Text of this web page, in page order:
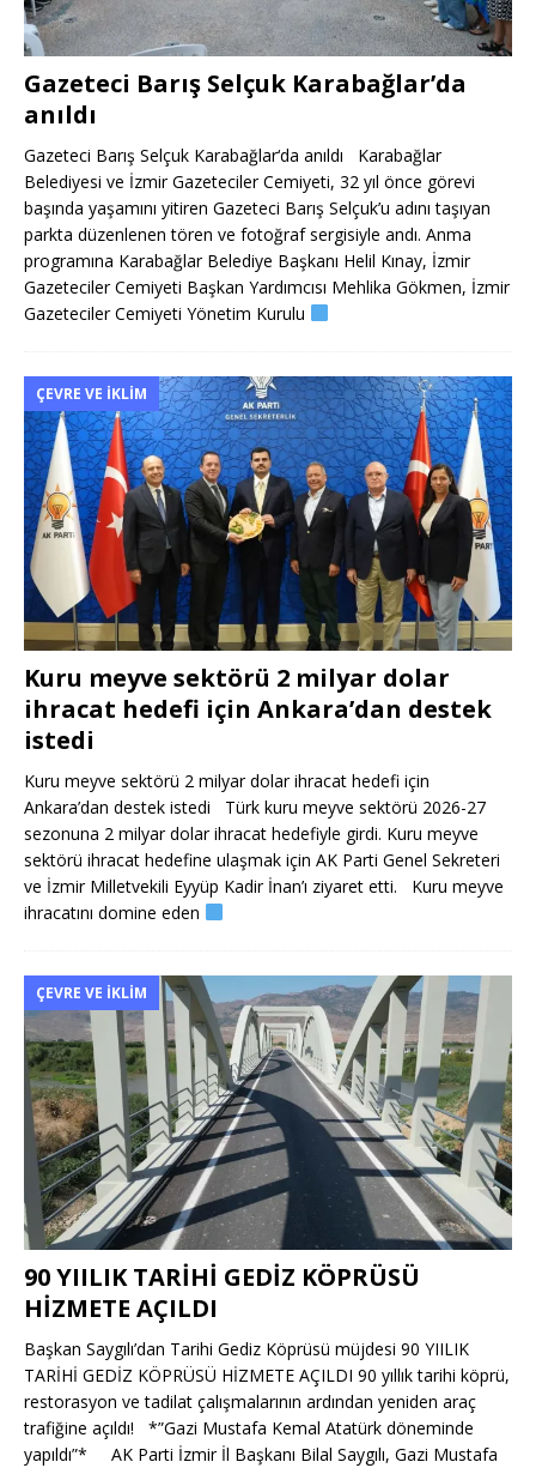
Gazeteci Barış Selçuk Karabağlar’da
anıldı
Gazeteci Barış Selçuk Karabağlar‘da anıldı Karabağlar
Belediyesi ve İzmir Gazeteciler Cemiyeti, 32 yıl önce görevi
başında yaşamını yitiren Gazeteci Barış Selçuk’u adını taşıyan
parkta düzenlenen tören ve fotoğraf sergisiyle andı. Anma
programına Karabağlar Belediye Başkanı Helil Kınay, İzmir
Gazeteciler Cemiyeti Başkan Yardımcısı Mehlika Gökmen, İzmir
Gazeteciler Cemiyeti Yönetim Kurulu
ÇEVRE VE İKLIM
Kuru meyve sektörü 2 milyar dolar
ihracat hedefi için Ankara’dan destek
istedi
Kuru meyve sektörü 2 milyar dolar ihracat hedefi için
Ankara’dan destek istedi Türk kuru meyve sektörü 2026-27
sezonuna 2 milyar dolar ihracat hedefiyle girdi. Kuru meyve
sektörü ihracat hedefine ulaşmak için AK Parti Genel Sekreteri
ve İzmir Milletvekili Eyyüp Kadir İnan’ı ziyaret etti. Kuru meyve
ihracatını domine eden
ÇEVRE VE İKLIM
90 YIILIK TARİHİ GEDİZ KÖPRÜSÜ
HİZMETE AÇILDI
Başkan Saygılı’dan Tarihi Gediz Köprüsü müjdesi 90 YIILIK
TARİHİ GEDİZ KÖPRÜSÜ HİZMETE AÇILDI 90 yıllık tarihi köprü,
restorasyon ve tadilat çalışmalarının ardından yeniden araç
trafiğine açıldı! *”Gazi Mustafa Kemal Atatürk döneminde
yapıldı”* AK Parti İzmir İl Başkanı Bilal Saygılı, Gazi Mustafa